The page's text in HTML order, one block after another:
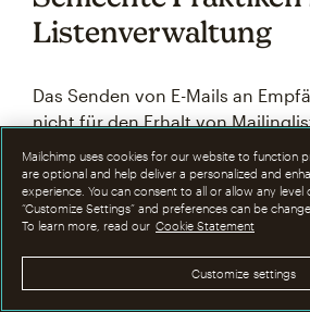
Listenverwaltung
Das Senden von E-Mails an
nicht für den Erhalt von
oder diese abbestellt haben,
dass die E-Mails als Spam
das Senden von E-Mails an
E-Mail-Adressen kann Spamfilter
Die Pflege sauberer und aktueller
Mailchimp uses cookies for our website to function
are optional and help deliver a personalized and
experience. You can consent to all or allow any level
“Customize Settings” and preferences can be
To learn more, read our Cookie Statement
Customize settings